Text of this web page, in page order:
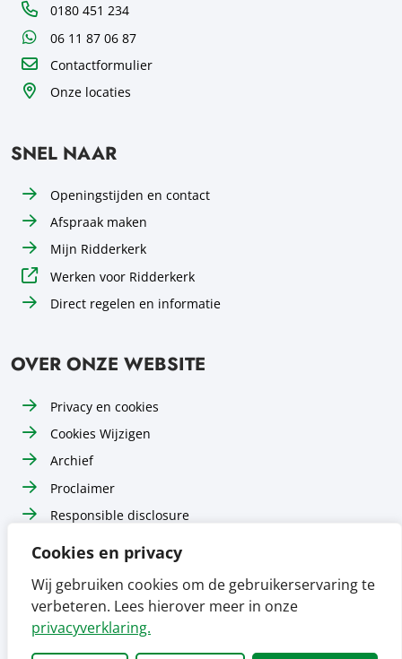
Cookies en privacy
Wij gebruiken cookies om de gebruikerservaring te
verbeteren. Lees hierover meer in onze
privacyverklaring.
Telefoon0180 451 234
WhatsApp06 11 87 06 87
Contactformulier
Onze locaties
SNEL NAAR
Openingstijden en contact
Afspraak maken
Mijn Ridderkerk
Werken voor Ridderkerk
Direct regelen en informatie
OVER ONZE WEBSITE
Privacy en cookies
Cookies Wijzigen
Archief
Proclaimer
Responsible disclosure
Toegankelijkheid
Volg ons op
Instagram Volg ons op
LinkedIn